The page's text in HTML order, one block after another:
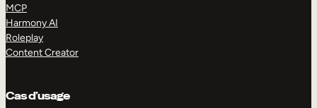
MCP
Harmony AI
Roleplay
Content Creator
Cas d’usage